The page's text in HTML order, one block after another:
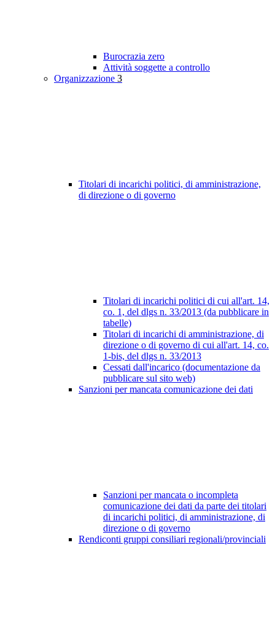
Burocrazia zero
Attività soggette a controllo
Organizzazione 3
Titolari di incarichi politici, di amministrazione,
di direzione o di governo
Titolari di incarichi politici di cui all'art. 14,
co. 1, del dlgs n. 33/2013 (da pubblicare in
tabelle)
Titolari di incarichi di amministrazione, di
direzione o di governo di cui all'art. 14, co.
1-bis, del dlgs n. 33/2013
Cessati dall'incarico (documentazione da
pubblicare sul sito web)
Sanzioni per mancata comunicazione dei dati
Sanzioni per mancata o incompleta
comunicazione dei dati da parte dei titolari
di incarichi politici, di amministrazione, di
direzione o di governo
Rendiconti gruppi consiliari regionali/provinciali